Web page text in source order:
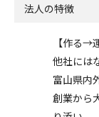
法人の特徴
【作る→
他社には
富山県内
創業から